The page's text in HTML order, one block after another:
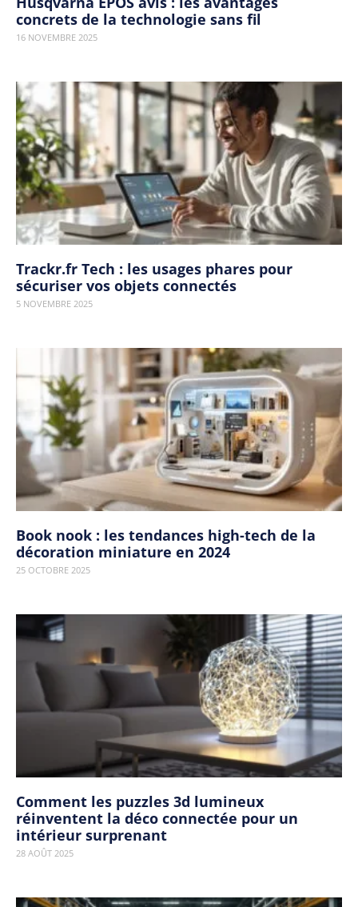
concrets de la technologie sans fil
16 NOVEMBRE 2025
Trackr.fr Tech : les usages phares pour
sécuriser vos objets connectés
5 NOVEMBRE 2025
Book nook : les tendances high-tech de la
décoration miniature en 2024
25 OCTOBRE 2025
Comment les puzzles 3d lumineux
réinventent la déco connectée pour un
intérieur surprenant
28 AOÛT 2025